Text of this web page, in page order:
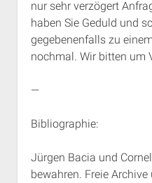
nur sehr verzögert
haben Sie Geduld und
gegebenenfalls zu
nochmal. Wir bitten um
—
Bibliographie:
Jürgen Bacia und
bewahren. Freie